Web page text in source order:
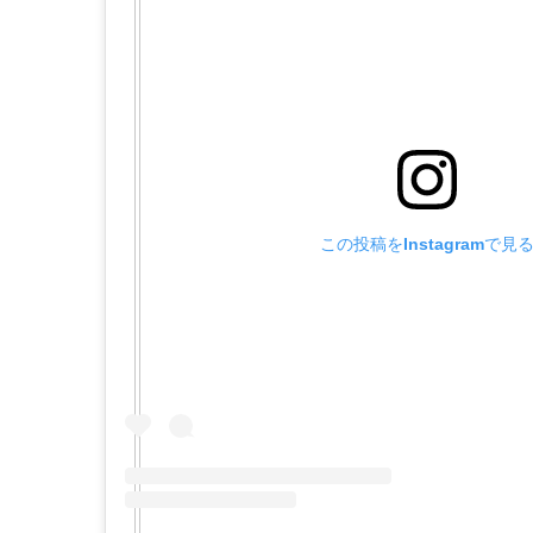
この投稿をInstagramで見る